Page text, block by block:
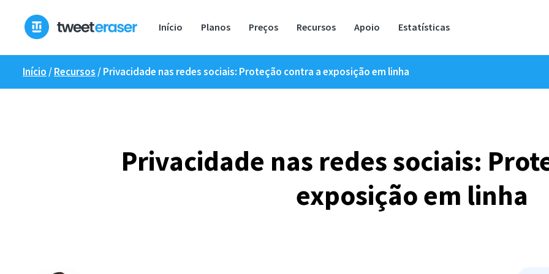
conteúdo
Início Planos Preços Recursos Apoio Estatísticas
Início /Recursos /Privacidade nas redes sociais: Proteção contra a exposição em linha
Privacidade nas redes sociais:
exposição em linha